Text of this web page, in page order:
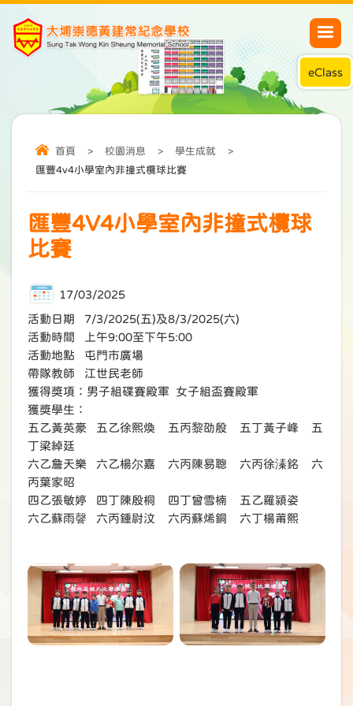
eClass
首頁 > 校園消息 > 學生成就
>
匯豐4v4小學室內非撞式欖球比賽
匯豐4V4小學室內非撞式欖球
比賽
17/03/2025
活動日期 7/3/2025(五)及8/3/2025(六)
活動時間 上午9:00至下午5:00
活動地點 屯門市廣場
帶隊教師 江世民老師
獲得獎項：男子組碟賽殿軍 女子組盃賽殿軍
獲獎學生：
五乙黃英豪 五乙徐熙煥 五丙黎劭殷 五丁黃子峰 五
丁梁綽廷
六乙詹天樂 六乙楊尔嘉 六丙陳易聰 六丙徐溱銘 六
丙葉家昭
四乙張敏婷 四丁陳殷桐 四丁曾雪楠 五乙羅潁姿
六乙蘇雨韾 六丙鍾尉汶 六丙蘇烯銅 六丁楊莆熙